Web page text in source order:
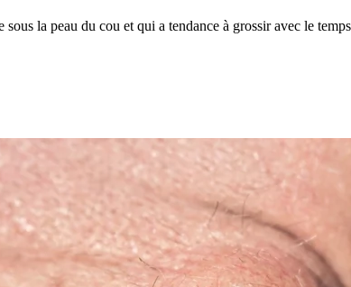
la peau du cou et qui a tendance à grossir avec le